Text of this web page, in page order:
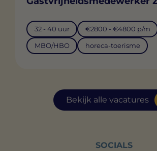
Bekijk alle vacatures
32 - 40 uur €2800 - €4800 p/m
MBO/HBO horeca-toerisme
SOCIALS